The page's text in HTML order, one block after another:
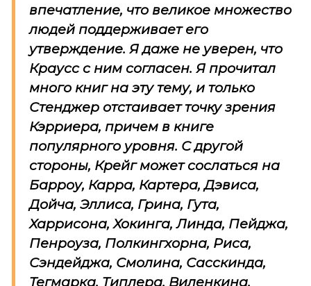
впечатление, что великое множество
людей поддерживает его
утверждение. Я даже не уверен, что
Краусс с ним согласен. Я прочитал
много книг на эту тему, и только
Стенджер отстаивает точку зрения
Кэрриера, причем в книге
популярного уровня. С другой
стороны, Крейг может сослаться на
Барроу, Карра, Картера, Дэвиса,
Дойча, Эллиса, Грина, Гута,
Харрисона, Хокинга, Линда, Пейджа,
Пенроуза, Полкингхорна, Риса,
Сэндейджа, Смолина, Сасскинда,
Тегмарка, Типлера, Виленкина,